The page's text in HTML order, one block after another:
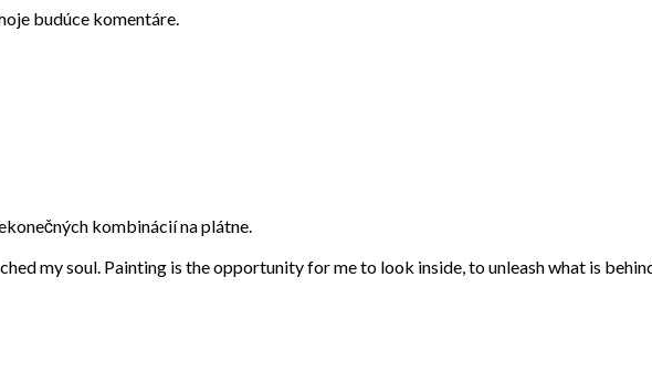
budúce komentáre.
kombinácií na plátne.
my soul. Painting is the opportunity for me to look inside, to unleash what is